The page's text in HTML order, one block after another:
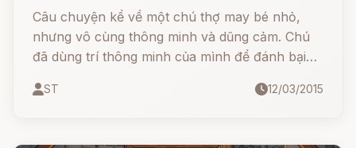
Câu chuyện kể về một chú thợ may bé nhỏ,
nhưng vô cùng thông minh và dũng cảm. Chú
đã dùng trí thông minh của mình để đánh bại
những con ruồi phiền phức, đến những gã
ST 12/03/2015